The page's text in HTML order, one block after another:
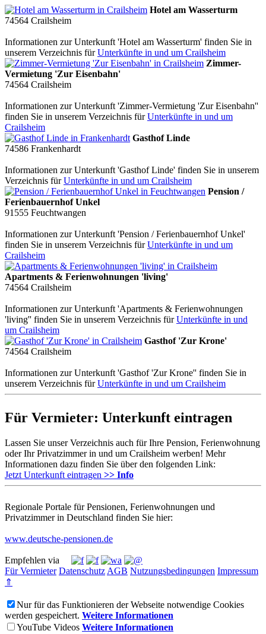
Hotel am Wasserturm
74564 Crailsheim
Informationen zur Unterkunft 'Hotel am Wasserturm' finden Sie in
unserem Verzeichnis fürUnterkünfte in und um Crailsheim
Zimmer-
Vermietung 'Zur Eisenbahn'
74564 Crailsheim
Informationen zur Unterkunft 'Zimmer-Vermietung 'Zur Eisenbahn''
finden Sie in unserem Verzeichnis fürUnterkünfte in und um
Crailsheim
Gasthof Linde
74586 Frankenhardt
Informationen zur Unterkunft 'Gasthof Linde' finden Sie in unserem
Verzeichnis fürUnterkünfte in und um Crailsheim
Pension /
Ferienbauernhof Unkel
91555 Feuchtwangen
Informationen zur Unterkunft 'Pension / Ferienbauernhof Unkel'
finden Sie in unserem Verzeichnis fürUnterkünfte in und um
Crailsheim
Apartments & Ferienwohnungen 'living'
74564 Crailsheim
Informationen zur Unterkunft 'Apartments & Ferienwohnungen
'living'' finden Sie in unserem Verzeichnis fürUnterkünfte in und
um Crailsheim
Gasthof 'Zur Krone'
74564 Crailsheim
Informationen zur Unterkunft 'Gasthof 'Zur Krone'' finden Sie in
unserem Verzeichnis fürUnterkünfte in und um Crailsheim
Für Vermieter: Unterkunft eintragen
Lassen Sie unser Verzeichnis auch für Ihre Pension, Ferienwohnung
oder Ihr Privatzimmer in und um Crailsheim werben! Mehr
Informationen dazu finden Sie über den folgenden Link:
Jetzt Unterkunft eintragen >> Info
Regionale Portale für Pensionen, Ferienwohnungen und
Privatzimmer in Deutschland finden Sie hier:
www.deutsche-pensionen.de
Empfehlen via
Für Vermieter Datenschutz AGB Nutzungsbedingungen Impressum
⇑
Nur für das Funktionieren der Webseite notwendige Cookies
werden gespeichert. Weitere Informationen
YouTube Videos Weitere Informationen